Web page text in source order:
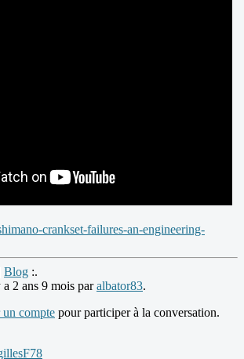
crankset-failures-an-engineering-
Blog :.
2 ans 9 mois paralbator83.
un compte pour participer à la conversation.